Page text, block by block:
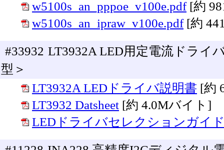
w5100s_an_pppoe_v100e.pdf [約
w5100s_an_ipraw_v100e.pdf [約
#33932 LT3932A LED用定電流ドライ
型＞
LT3932A LEDドライバ説明書 [約
LT3932 Datsheet [約 4.0Mバイト]
LEDドライバセレクションガイ